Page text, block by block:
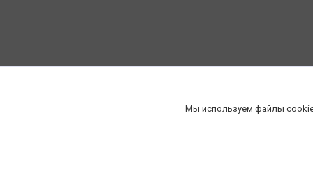
Мы используем файлы